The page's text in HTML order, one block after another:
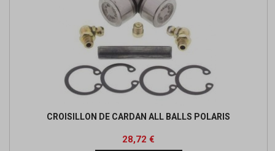
CROISILLON DE CARDAN ALL BALLS POLARIS
Prix
28,72 €